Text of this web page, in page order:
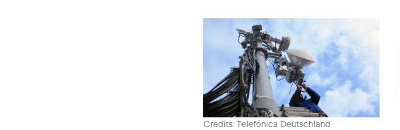
Credits: Telefónica Deutschland